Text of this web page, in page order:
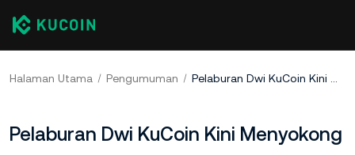
Halaman Utama Pengumuman Pelaburan Dwi KuCoin Kini Menyokong ALGO, ATOM, BNB, LTC, & NEAR
Pelaburan Dwi KuCoin Kini Menyokong